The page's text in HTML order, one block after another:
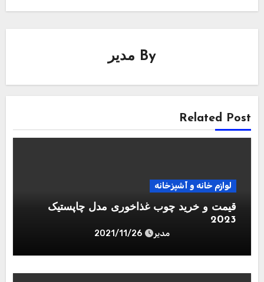
By مدیر
Related Post
لوازم خانه و آشپزخانه
قیمت و خرید چوب غذاخوری مدل چاپستیک
2023
مدیر 2021/11/26